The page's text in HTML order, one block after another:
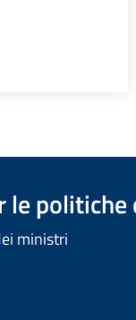
le
ministri